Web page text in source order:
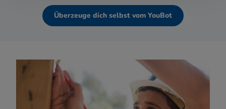
Überzeuge dich selbst vom YouBot